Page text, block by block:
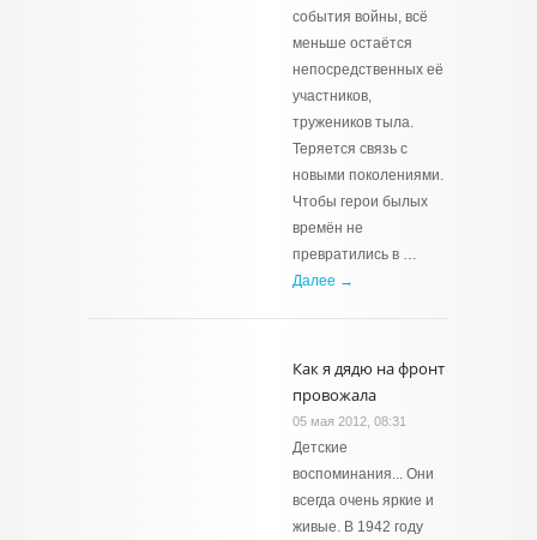
события войны, всё
меньше остаётся
непосредственных её
участников,
тружеников тыла.
Теряется связь с
новыми поколениями.
Чтобы герои былых
времён не
превратились в …
Далее →
Как я дядю на фронт
провожала
05 мая 2012, 08:31
Детские
воспоминания... Они
всегда очень яркие и
живые. В 1942 году